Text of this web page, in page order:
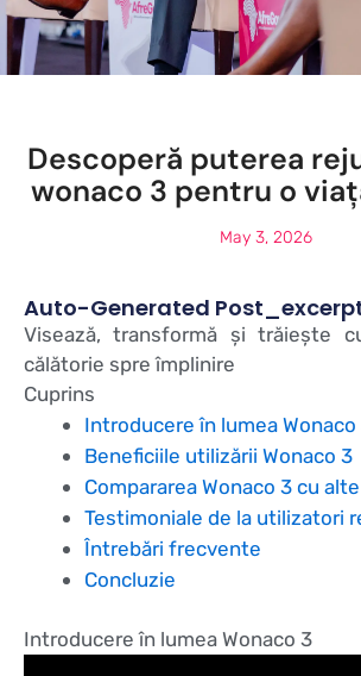
Descoperă puterea
wonaco 3 pentru o
May 3, 2026
Auto-Generated
Visează, transformă și trăiește
călătorie spre împlinire
Cuprins
Introducere în lumea Wonaco
Beneficiile utilizării Wonaco 3
Compararea Wonaco 3 cu
Testimoniale de la utilizatori
Întrebări frecvente
Concluzie
Introducere în lumea Wonaco 3